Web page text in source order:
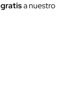
gratisa nuestro